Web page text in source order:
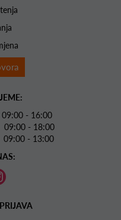
- 16:00
- 18:00
- 13:00